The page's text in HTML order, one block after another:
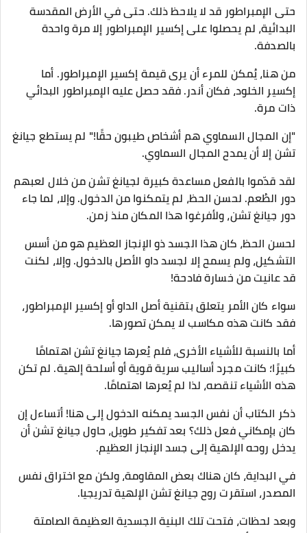
حتى الإمبراطور قد لا يلاحظ ذلك. حتى في الأرض المقدسة
البدائية، لم يحصلوا على إكسير الإمبراطور إلا مرة واحدة
بالصدفة.
من هنا، يُمكن للمرء أن يرى قيمة إكسير الإمبراطور. أما
إكسير الخلود، فكان أندر. فقد حصل عليه الإمبراطور البدائي
ذات مرة.
"إن المجال السماوي هم أشخاص طيبون حقًا!" لم يستطع جيانغ
تشن إلا أن يمدح المجال السماوي.
لقد قدّموا بالفعل مساعدة كبيرة لجيانغ تشن من خلال لعبهم
دور الطُعم. لحسن الحظ، لم يتمكنوا من الدخول. وإلا، لما جاء
دور جيانغ تشن، ولأفرغوا هذا المكان منذ زمن.
لحسن الحظ، كان هذا الجسد ذو الإنجاز العظيم هو من أسس
التشكيل، ولم يسمح إلا لجسد داو الأصل بالدخول. وإلا، لكنت
قد عانيت من خسارة فادحة!
سواء كان الأمر يتعلق بتقنية أصل الداو أو إكسير الإمبراطور،
فقد كانت هذه مكاسب لا يمكن تصورها.
أما بالنسبة للأشياء الأخرى، فلم يُعرها جيانغ تشن اهتمامًا
كبيرًا؛ كانت مجرد أساليب سرية قوية أو أسلحة إلهية. لم تكن
هذه الأشياء تنقصه، لذا لم يُعرها اهتمامًا.
ذكر الكتاب أن نفس الجسد يمكنه الدخول إلى هنا! أتساءل إن
كان بإمكاني فعل ذلك؟ بعد تفكير طويل، حاول جيانغ تشن أن
يدخل روحه الإلهية إلى جسد الإنجاز العظيم.
في البداية، كان هناك بعض المقاومة، ولكن مع اختراق نفس
المصدر، استقرت روح جيانغ تشن الإلهية تدريجيا.
وبعد لحظات، فتحت تلك البنية الجسدية العظيمة الصامتة